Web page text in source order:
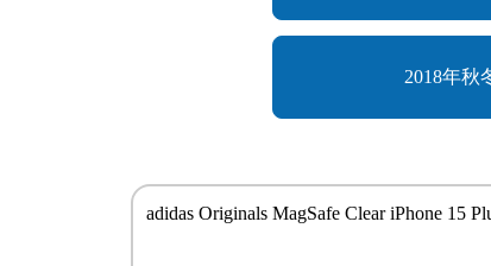
2018年秋
adidas Originals MagSafe Clear iPhone 15